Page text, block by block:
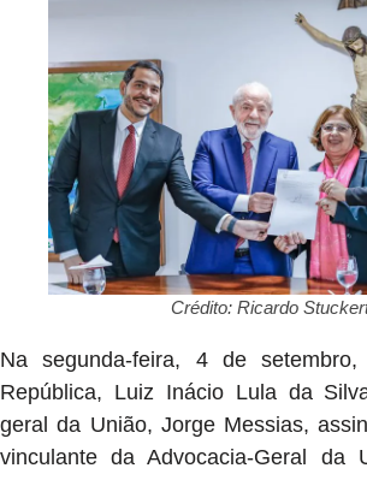
Crédito: Ricardo
Na segunda-feira, 4 de
República, Luiz Inácio Lula da
geral da União, Jorge Messias,
vinculante da Advocacia-Geral da